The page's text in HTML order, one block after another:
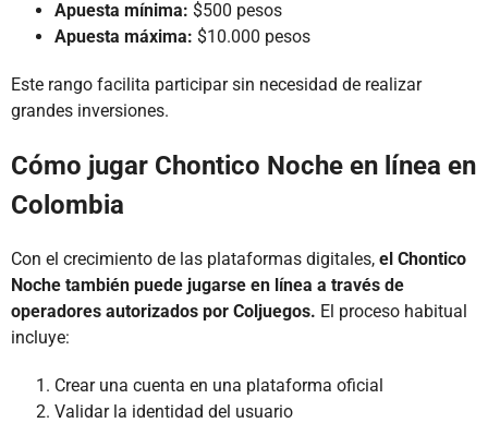
Apuesta mínima: $500 pesos
Apuesta máxima: $10.000 pesos
Este rango facilita participar sin necesidad de realizar
grandes inversiones.
Cómo jugar Chontico Noche en línea en
Colombia
Con el crecimiento de las plataformas digitales, el Chontico
Noche también puede jugarse en línea a través de
operadores autorizados por Coljuegos. El proceso habitual
incluye:
Crear una cuenta en una plataforma oficial
Validar la identidad del usuario